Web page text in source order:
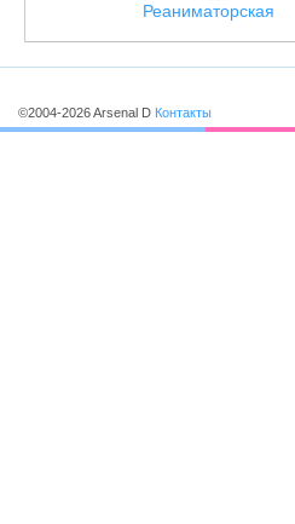
Реаниматорская
©2004-2026 Arsenal D Контакты